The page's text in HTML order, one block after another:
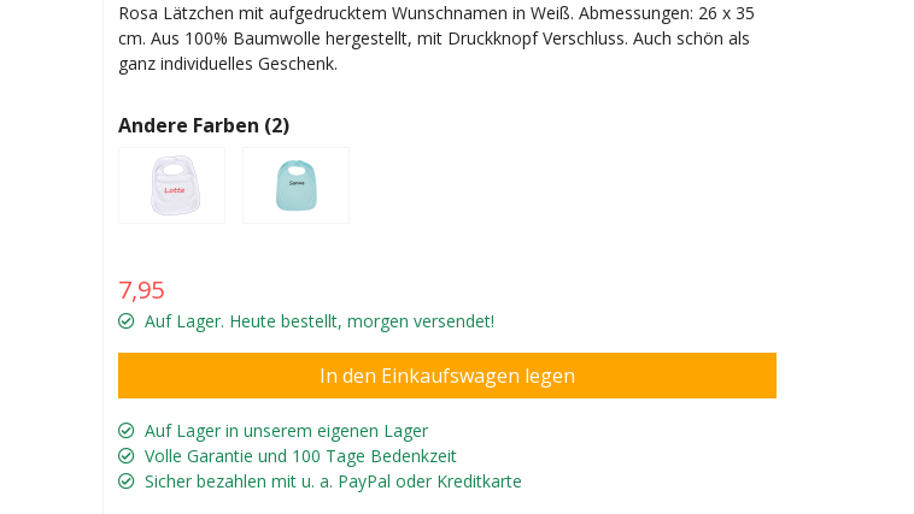
Rosa Lätzchen mit aufgedrucktem Wunschnamen in Weiß. Abmessungen: 26 x 35
cm. Aus 100% Baumwolle hergestellt, mit Druckknopf Verschluss. Auch schön als
ganz individuelles Geschenk.
Andere Farben (2)
7,95
Auf Lager. Heute bestellt, morgen versendet!
Auf Lager in unserem eigenen Lager
Volle Garantie und 100 Tage Bedenkzeit
Sicher bezahlen mit u. a. PayPal oder Kreditkarte